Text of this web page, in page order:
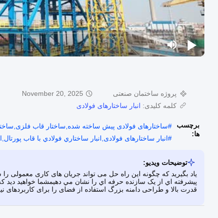
پروژه ساختمان صنعتی
November 20, 2025
کلمه کلیدی: انبار ساختارهای فولادی
برچسب
ها:
#ساختارهای فولادی پیش ساخته شده,ساختار قاب
#انبار ساختارهای فولادی,انبار ساختاري فولادي با قاب
توضیحات ویدیو:
یاد بگیرید که چگونه این راه حل می تواند جریان های کاری معمولی
پيشرفته اي از يک سازنده حرفه اي را نشان مي دهيمشما خواهید
قدرت بالا و طراحی دامنه بزرگ استفاده از فضای را برای کاربردهای